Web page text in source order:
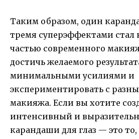
Таким образом, один
тремя суперэффектами стал
частью современного
достичь желаемого
минимальными усилиями и
экспериментировать с
макияжа. Если вы хотите
интенсивный и
карандаши для глаз — это